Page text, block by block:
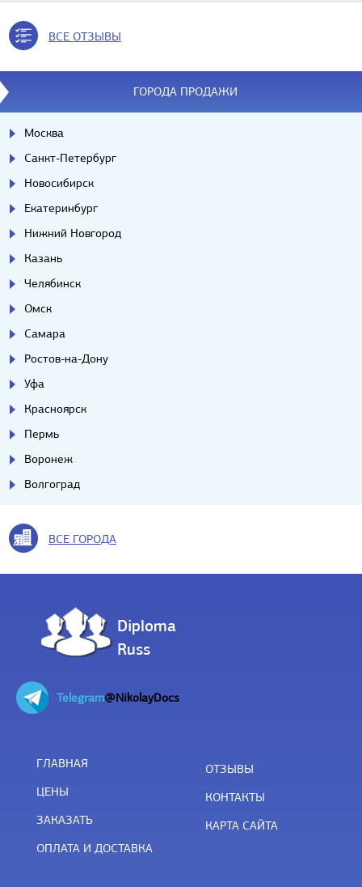
ВСЕ ОТЗЫВЫ
ГОРОДА ПРОДАЖИ
Москва
Санкт-Петербург
Новосибирск
Екатеринбург
Нижний Новгород
Казань
Челябинск
Омск
Самара
Ростов-на-Дону
Уфа
Красноярск
Пермь
Воронеж
Волгоград
ВСЕ ГОРОДА
Diploma
Russ
Telegram@NikolayDocs
ГЛАВНАЯ
ЦЕНЫ
ЗАКАЗАТЬ
ОПЛАТА И ДОСТАВКА
ОТЗЫВЫ
КОНТАКТЫ
КАРТА САЙТА